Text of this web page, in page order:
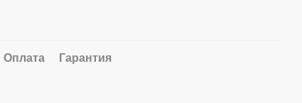
Оплата Гарантия